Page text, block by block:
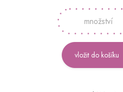
cena:
vložit do košíku